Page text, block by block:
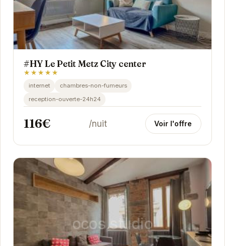
#HY Le Petit Metz City center
★★★★★
internet
chambres-non-fumeurs
reception-ouverte-24h24
116€ /nuit Voir l'offre